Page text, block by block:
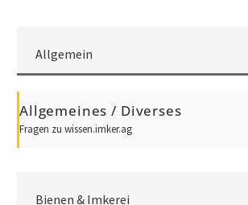
Allgemein
Allgemeines / Diverses
Fragen zu wissen.imker.ag
Bienen & Imkerei